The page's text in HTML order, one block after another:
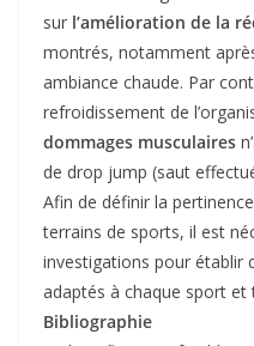
sur l’amélioration de la
montrés, notamment
ambiance chaude. Par
refroidissement de
dommages musculaires
de drop jump (saut
Afin de définir la
terrains de sports, il est
investigations pour établir
adaptés à chaque sport
Bibliographie